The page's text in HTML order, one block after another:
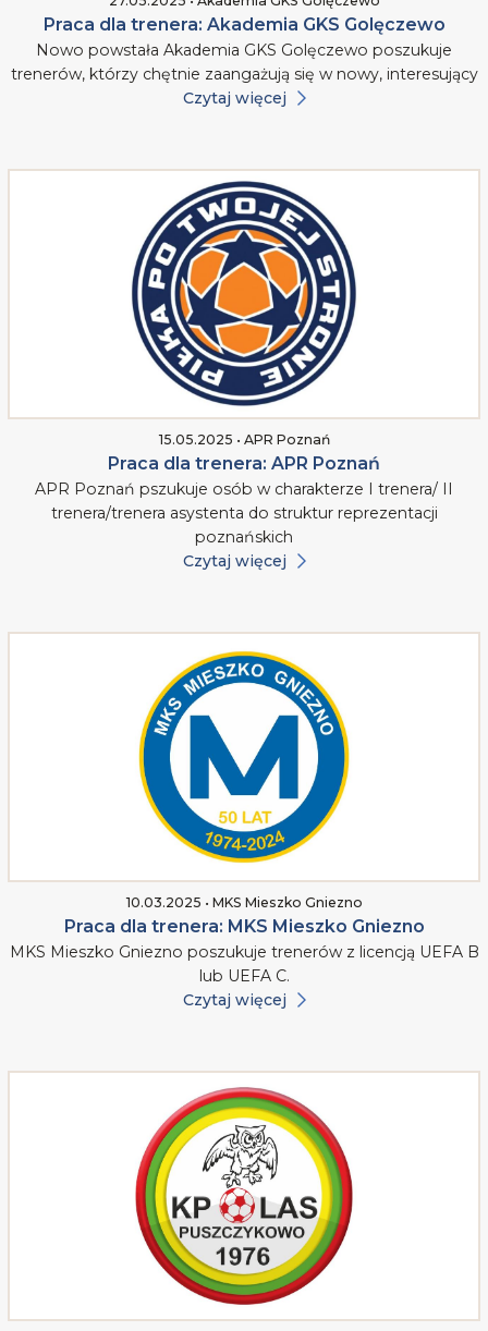
Praca dla trenera: Akademia GKS Golęczewo
Nowo powstała Akademia GKS Golęczewo poszukuje
trenerów, którzy chętnie zaangażują się w nowy, interesujący
Czytaj więcej
15.05.2025 • APR Poznań
Praca dla trenera: APR Poznań
APR Poznań pszukuje osób w charakterze I trenera/ II
trenera/trenera asystenta do struktur reprezentacji
poznańskich
Czytaj więcej
10.03.2025 • MKS Mieszko Gniezno
Praca dla trenera: MKS Mieszko Gniezno
MKS Mieszko Gniezno poszukuje trenerów z licencją UEFA B
lub UEFA C.
Czytaj więcej